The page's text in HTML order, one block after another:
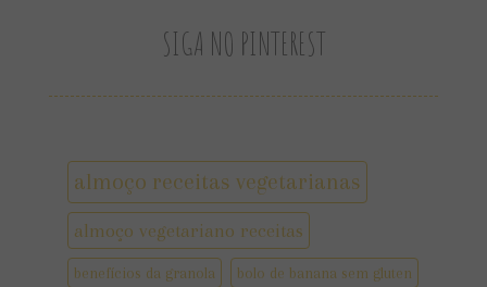
SIGA NO PINTEREST
almoço receitas vegetarianas
almoço vegetariano receitas
benefícios da granola bolo de banana sem gluten